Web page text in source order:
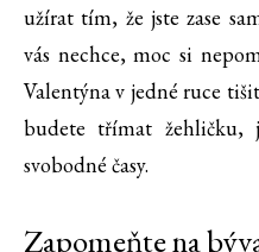
užírat tím, že jste zase
vás nechce, moc si
Valentýna v jedné ruce
budete třímat žehličku,
svobodné časy.
Zapomeňte na